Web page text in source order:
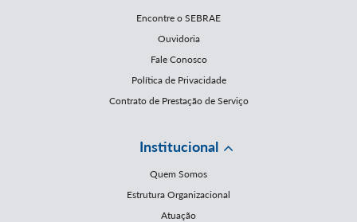
Encontre o SEBRAE
Ouvidoria
Fale Conosco
Política de Privacidade
Contrato de Prestação de Serviço
Institucional
Quem Somos
Estrutura Organizacional
Atuação